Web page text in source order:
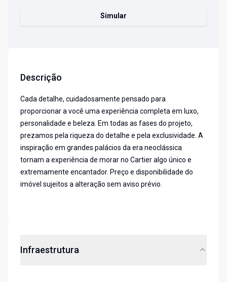
Simular
Descrição
Cada detalhe, cuidadosamente pensado para
proporcionar a você uma experiência completa em luxo,
personalidade e beleza. Em todas as fases do projeto,
prezamos pela riqueza do detalhe e pela exclusividade. A
inspiração em grandes palácios da era neoclássica
tornam a experiência de morar no Cartier algo único e
extremamente encantador. Preço e disponibilidade do
imóvel sujeitos a alteração sem aviso prévio.
Infraestrutura